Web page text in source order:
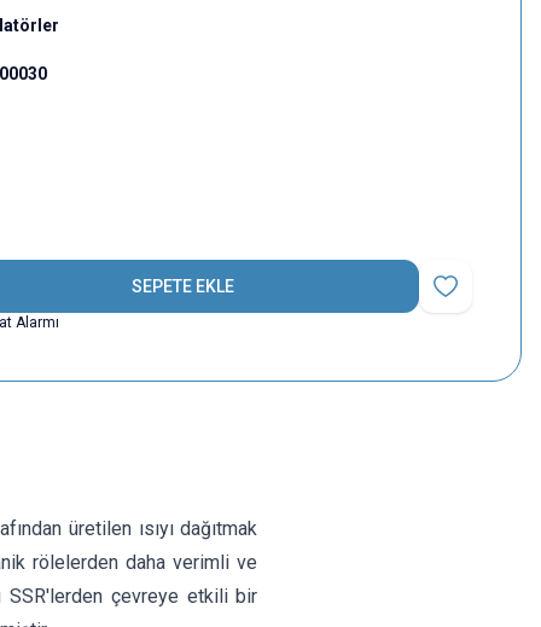
SEPETE EKLE
Favoriye Ekle
Alarmı
üretilen ısıyı dağıtmak
rölelerden daha verimli ve
SSR'lerden çevreye etkili bir